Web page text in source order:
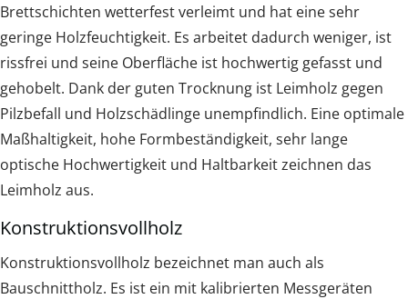
Brettschichten wetterfest verleimt und hat eine sehr
geringe Holzfeuchtigkeit. Es arbeitet dadurch weniger, ist
rissfrei und seine Oberfläche ist hochwertig gefasst und
gehobelt. Dank der guten Trocknung ist Leimholz gegen
Pilzbefall und Holzschädlinge unempfindlich. Eine optimale
Maßhaltigkeit, hohe Formbeständigkeit, sehr lange
optische Hochwertigkeit und Haltbarkeit zeichnen das
Leimholz aus.
Konstruktionsvollholz
Konstruktionsvollholz bezeichnet man auch als
Bauschnittholz. Es ist ein mit kalibrierten Messgeräten